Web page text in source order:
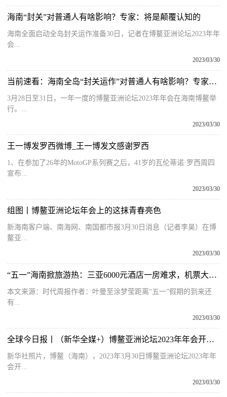
海南“封关”对普通人有啥影响？专家：将是颠覆认知的
海南全面启动全岛封关运作准备30日，记者在博鳌亚洲论坛2023年年
会...
2023/03/30
当前速看：海南全岛“封关运作”对普通人有啥影响？专家：海南居民将真正开启自贸港模式
3月28日至31日，一年一度的博鳌亚洲论坛2023年年会在海南博鳌举
行。...
2023/03/30
王一博发罗西微博_王一博发文感谢罗西
1、在参加了26年的MotoGP系列赛之后，41岁的瓦伦蒂诺·罗西周四
宣布...
2023/03/30
组图丨博鳌亚洲论坛年会上的这抹青春亮色
新海南客户端、南海网、南国都市报3月30日消息（记者李昊）在博
鳌亚...
2023/03/30
“五一”海南掀旅游热：三亚6000元酒店一房难求，机票大涨游客直呼比国外还贵
本文来源：时代周报作者：叶曼至涂梦莹距离“五一”假期的到来还
有...
2023/03/30
全球今日报丨（新华全媒+）博鳌亚洲论坛2023年年会开幕式举行
新华社照片，博鳌（海南），2023年3月30日博鳌亚洲论坛2023年年
会开...
2023/03/30